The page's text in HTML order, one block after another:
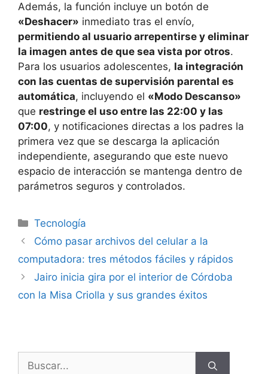
Además, la función incluye un botón de
«Deshacer» inmediato tras el envío,
permitiendo al usuario arrepentirse y eliminar
la imagen antes de que sea vista por otros.
Para los usuarios adolescentes, la integración
con las cuentas de supervisión parental es
automática, incluyendo el «Modo Descanso»
que restringe el uso entre las 22:00 y las
07:00, y notificaciones directas a los padres la
primera vez que se descarga la aplicación
independiente, asegurando que este nuevo
espacio de interacción se mantenga dentro de
parámetros seguros y controlados.
Tecnología
Cómo pasar archivos del celular a la
computadora: tres métodos fáciles y rápidos
Jairo inicia gira por el interior de Córdoba
con la Misa Criolla y sus grandes éxitos